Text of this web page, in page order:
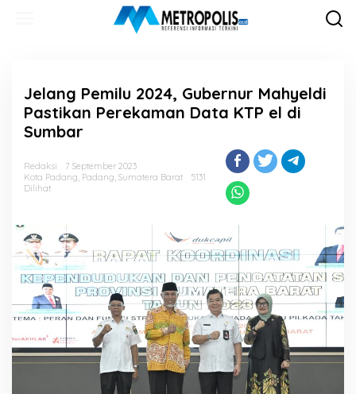
Jelang Pemilu 2024, Gubernur Mahyeldi
Pastikan Perekaman Data KTP el di
Sumbar
Redaksi
7 September 2023
Kota Padang, Padang, Sumatera Barat
5131
Dilihat